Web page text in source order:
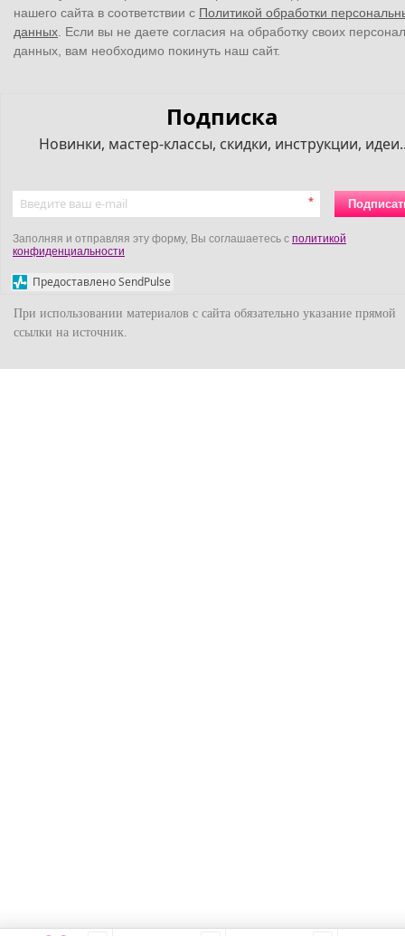
нашего сайта в соответствии с Политикой обработки
данных. Если вы не даете согласия на обработку своих
данных, вам необходимо покинуть наш сайт.
Подписка
Новинки, мастер-классы, скидки, инструкции,
*
Заполняя и отправляя эту форму, Вы соглашаетесь с политикой
конфиденциальности
Предоставлено SendPulse
При использовании материалов с сайта обязательно указание прямой
ссылки на источник.